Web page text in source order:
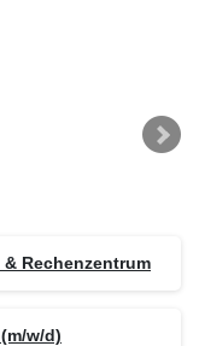
Rechenzentrum
w/d)